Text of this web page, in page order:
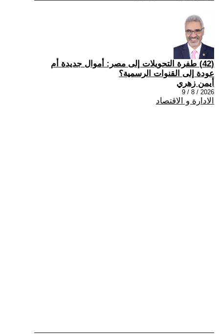
(42) طفرة التحويلات إلى مصر: أموال جديدة أم
عودة إلى القنوات الرسمية؟
أيمن زهري
2026 / 8 / 9
الادارة و الاقتصاد